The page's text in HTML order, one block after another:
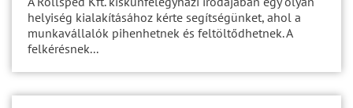
helyiség kialakításához kérte segítségünket, ahol a
munkavállalók pihenhetnek és feltöltődhetnek. A
felkérésnek...